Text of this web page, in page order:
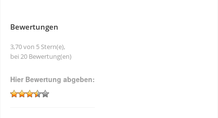
Bewertungen
3,70 von 5 Stern(e),
bei 20 Bewertung(en)
Hier Bewertung abgeben: